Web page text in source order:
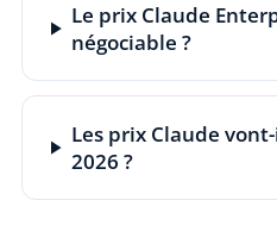
Le prix Claude
négociable ?
Les prix Claude
2026 ?